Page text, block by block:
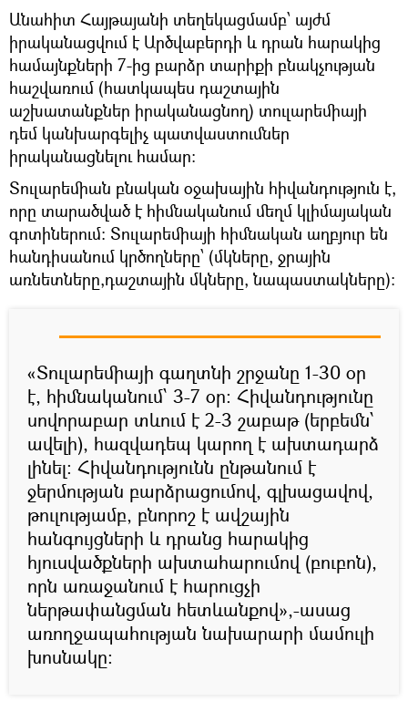
Անահիտ Հայթայանի տեղեկացմամբ՝ այժմ
իրականացվում է Արծվաբերդի և դրան հարակից
համայնքների 7-ից բարձր տարիքի բնակչության
հաշվառում (հատկապես դաշտային
աշխատանքներ իրականացնող) տուլարեմիայի
դեմ կանխարգելիչ պատվաստումներ
իրականացնելու համար:
Տուլարեմիան բնական օջախային հիվանդություն է,
որը տարածված է հիմնականում մեղմ կլիմայական
գոտիներում: Տուլարեմիայի հիմնական աղբյուր են
հանդիսանում կրծողները՝ (մկները, ջրային
առնետները,դաշտային մկները, նապաստակները)։
«Տուլարեմիայի գաղտնի շրջանը 1-30 օր
է, հիմնականում՝ 3-7 օր: Հիվանդությունը
սովորաբար տևում է 2-3 շաբաթ (երբեմն՝
ավելի), հազվադեպ կարող է ախտադարձ
լինել: Հիվանդությունն ընթանում է
ջերմության բարձրացումով, գլխացավով,
թուլությամբ, բնորոշ է ավշային
հանգույցների և դրանց հարակից
հյուսվածքների ախտահարումով (բուբոն),
որն առաջանում է հարուցչի
ներթափանցման հետևանքով»,-ասաց
առողջապահության նախարարի մամուլի
խոսնակը: